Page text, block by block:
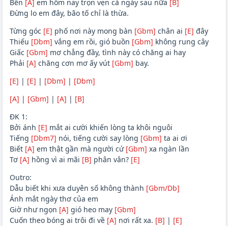
Bên [A] em hôm nay trọn vẹn cả ngày sau nữa [B]
Đừng lo em đây, bão tố chỉ là thừa.
Từng góc [E] phố nơi này mong bàn [Gbm] chân ai [E] đây
Thiếu [Dbm] vắng em rồi, gió buồn [Gbm] không rung cây
Giấc [Gbm] mơ chẳng đầy, tình này có chăng ai hay
Phải [A] chăng cơn mơ ấy vút [Gbm] bay.
[E] | [E] | [Dbm] | [Dbm]
[A] | [Gbm] | [A] | [B]
ĐK 1:
Bởi ánh [E] mắt ai cười khiến lòng ta khôi nguôi
Tiếng [Dbm7] nói, tiếng cười say lòng [Gbm] ta ai ơi
Biết [A] em thật gần mà người cứ [Gbm] xa ngàn lần
Tơ [A] hồng vì ai mãi [B] phân vân? [E]
Outro:
Dẫu biết khi xưa duyên số không thành [Gbm/Db]
Ánh mắt ngày thơ của em
Giờ như ngọn [A] gió heo may [Gbm]
Cuốn theo bóng ai trôi đi về [A] nơi rất xa. [B] | [E]